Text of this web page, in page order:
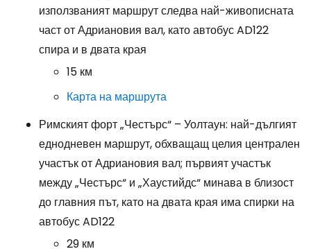
използваният маршрут следва най-живописната
част от Адриановия вал, като автобус AD122
спира и в двата края
15 км
Карта на маршрута
Римският форт „Честърс“ – Уолтаун: най-дългият
еднодневен маршрут, обхващащ целия централен
участък от Адриановия вал; първият участък
между „Честърс“ и „Хаустийдс“ минава в близост
до главния път, като на двата края има спирки на
автобус AD122
29 км